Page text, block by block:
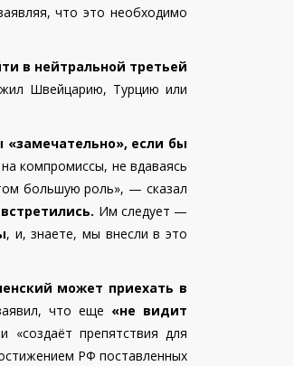
что это необходимо
в нейтральной третьей
Швейцарию, Турцию или
«замечательно», если бы
компромиссы, не вдаваясь
большую роль», — сказал
Им следует —
, и, знаете, мы внесли в это
может приехать в
что еще «не видит
«создаёт препятствия для
РФ поставленных